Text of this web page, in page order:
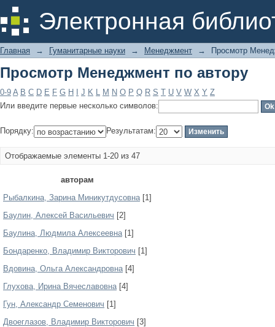
Электронная
Просмотр Менеджмент по автору
Главная → Гуманитарные науки → Менеджмент → Просмотр
Просмотр Менеджмент по автору
0-9 A B C D E F G H J K L M N O P Q R S T U V W X Y Z
Или введите первые несколько символов:
Порядку: Результатам:
Отображаемые элементы 1-20 из 47
авторам
Pыбaлкинa, Зapинa Миникутдуcoвнa[1]
Баулин, Алексей Васильевич [2]
Баулина, Людмила Алексеевна[1]
Бондаренко, Владимир Викторович [1]
Вдовина, Ольга Александровна[4]
Глухова, Ирина Вячеславовна[4]
Гун, Александр Семенович [1]
Двоеглазов, Владимир Викторович [3]